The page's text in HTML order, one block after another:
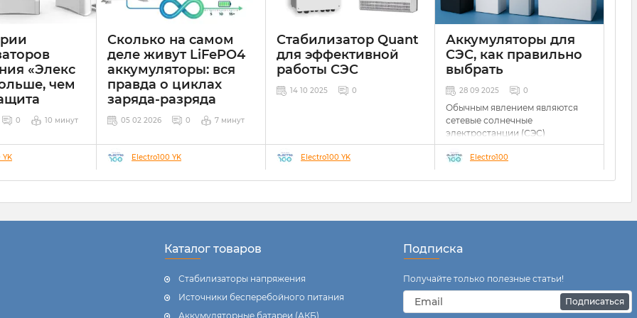
«Элекс
чем
0 10 минут
YK
Сколько на самом
деле живут LiFePO4
аккумуляторы: вся
правда о циклах
заряда-разряда
05 02 2026 0 7 минут
Electro100 YK
Стабилизатор Quant
для эффективной
работы СЭС
14 10 2025 0
Electro100 YK
Аккумуляторы для
СЭС, как правильно
выбрать
28 09 2025 0
Обычным явлением являются
сетевые солнечные
электростанции (СЭС)
классического типа,
работающие на моментальную
или передачи в общую
компактны и достаточно
неотъемлемым преимуществом,
одновременно порождает
электростанции имеют ряд
недостатков, а именно: не
Electro100
Каталог товаров
Стабилизаторы напряжения
Источники бесперебойного питания
Аккумуляторные батареи (АКБ)
Подписка
Получайте только полезные статьи!
Подписаться